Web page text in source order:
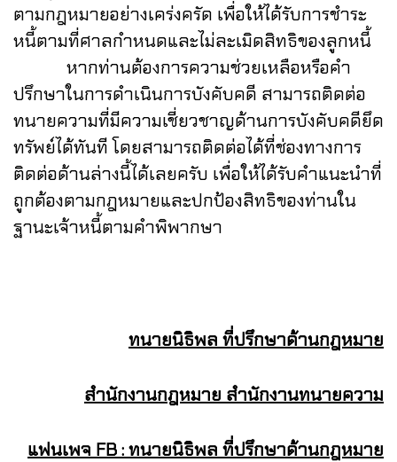
ตามกฎหมายอย่างเคร่งครัด เพื่อให้ได้รับการชำระ
หนี้ตามที่ศาลกำหนดและไม่ละเมิดสิทธิของลูกหนี้
หากท่านต้องการความช่วยเหลือหรือคำ
ปรึกษาในการดำเนินการบังคับคดี สามารถติดต่อ
ทนายความที่มีความเชี่ยวชาญด้านการบังคับคดียึด
ทรัพย์ได้ทันที โดยสามารถติดต่อได้ที่ช่องทางการ
ติดต่อด้านล่างนี้ได้เลยครับ เพื่อให้ได้รับคำแนะนำที่
ถูกต้องตามกฎหมายและปกป้องสิทธิของท่านใน
ฐานะเจ้าหนี้ตามคำพิพากษา
ทนายนิธิพล ที่ปรึกษาด้านกฎหมาย
สำนักงานกฎหมาย สำนักงานทนายความ
แฟนเพจ FB : ทนายนิธิพล ที่ปรึกษาด้านกฎหมาย